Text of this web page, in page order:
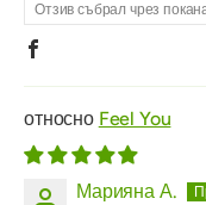
Отзив събрал чрез
Feel You
Марияна А.